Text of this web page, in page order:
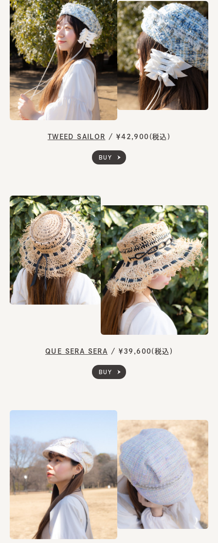
TWEED SAILOR / ￥42,900(税込)
BUY
QUE SERA SERA / ￥39,600(税込)
BUY